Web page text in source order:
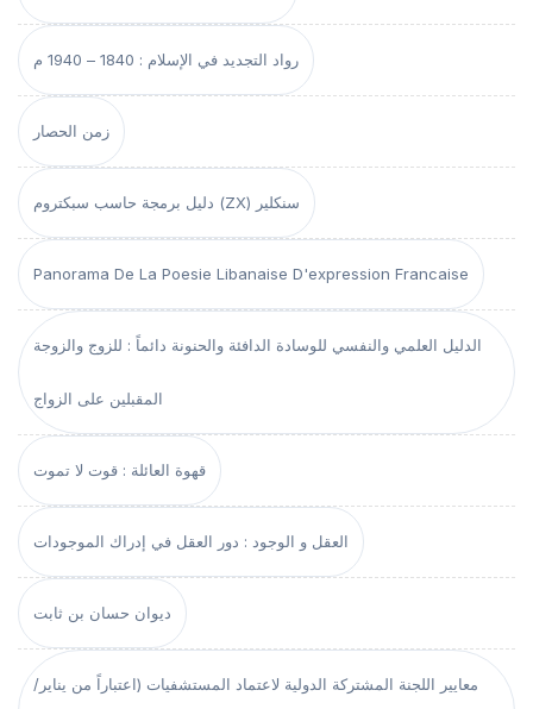
رواد التجديد في الإسلام : 1840 – 1940 م
زمن الحصار
دليل برمجة حاسب سبكتروم (ZX) سنكلير
Panorama De La Poesie Libanaise D'expression Francaise
الدليل العلمي والنفسي للوسادة الدافئة والحنونة دائماً : للزوج والزوجة
المقبلين على الزواج
قهوة العائلة : قوت لا تموت
العقل و الوجود : دور العقل في إدراك الموجودات
ديوان حسان بن ثابت
معايير اللجنة المشتركة الدولية لاعتماد المستشفيات (اعتباراً من يناير/